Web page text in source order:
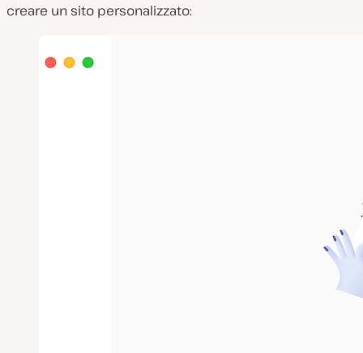
creare un sito personalizzato: